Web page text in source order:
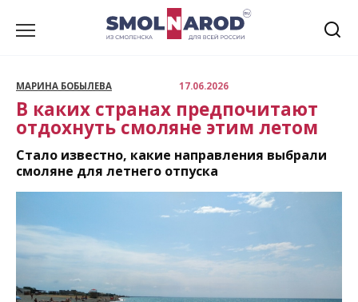
МАРИНА БОБЫЛЕВА 17.06.2026
В каких странах предпочитают
отдохнуть смоляне этим летом
Стало известно, какие направления выбрали
смоляне для летнего отпуска